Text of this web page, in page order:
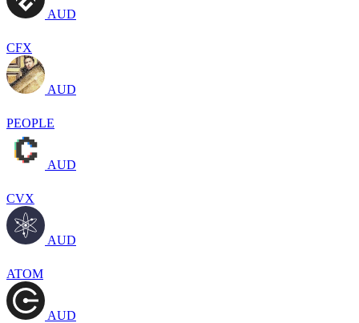
AUD
CFX
AUD
PEOPLE
AUD
CVX
AUD
ATOM
AUD